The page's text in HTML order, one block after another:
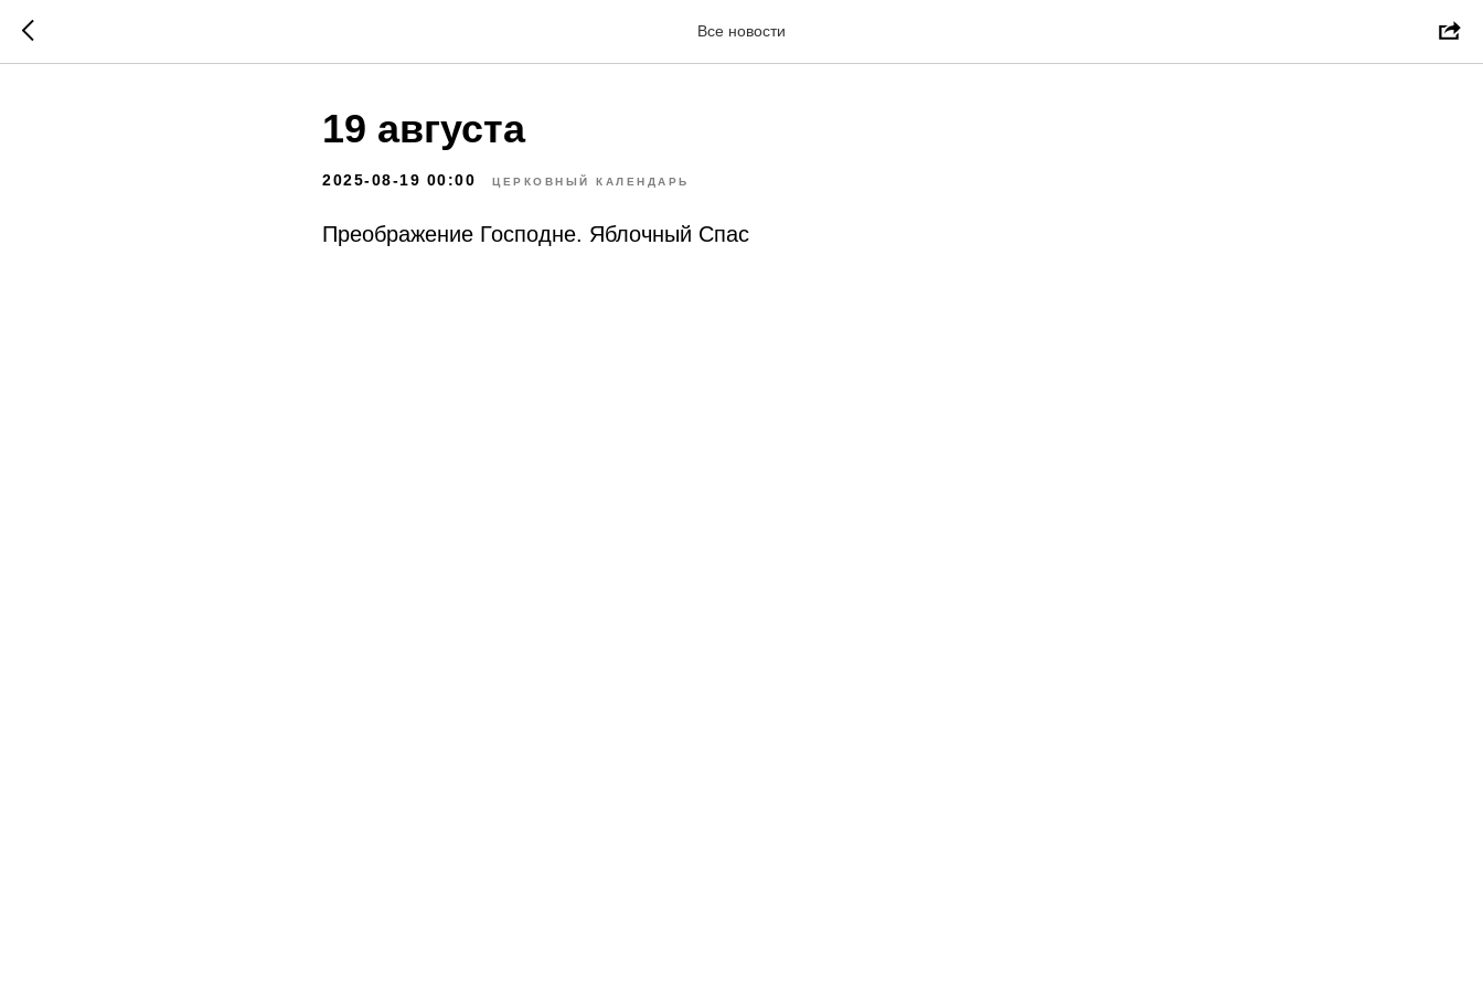
Все новости
19 августа
2025-08-19 00:00 ЦЕРКОВНЫЙ КАЛЕНДАРЬ
Преображение Господне. Яблочный Спас